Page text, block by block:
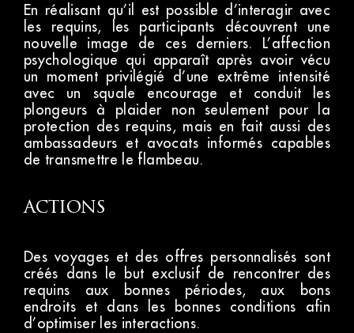
En réalisant qu’il est possible d’interagir avec
les requins, les participants découvrent une
nouvelle image de ces derniers. L’affection
psychologique qui apparaît après avoir vécu
un moment privilégié d’une extrême intensité
avec un squale encourage et conduit les
plongeurs à plaider non seulement pour la
protection des requins, mais en fait aussi des
ambassadeurs et avocats informés capables
de transmettre le flambeau.
actions
Des voyages et des offres personnalisés sont
créés dans le but exclusif de rencontrer des
requins aux bonnes périodes, aux bons
endroits et dans les bonnes conditions afin
d’optimiser les interactions.